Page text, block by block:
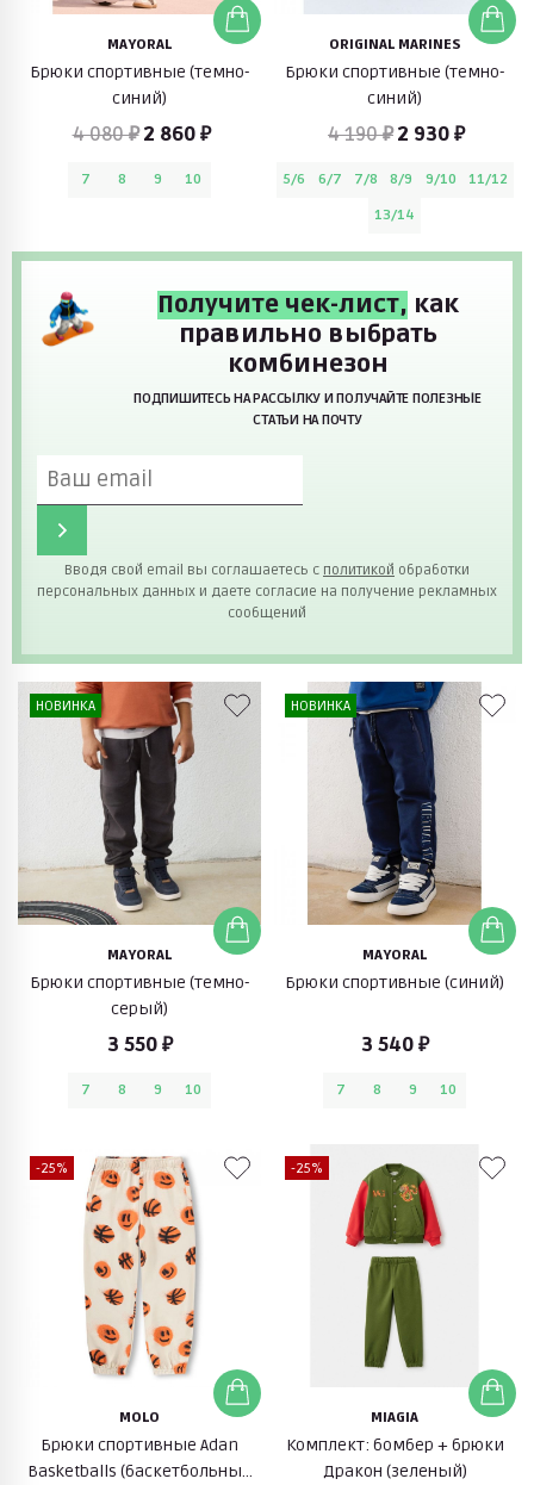
MAYORAL
Брюки спортивные (темно-
синий)
4 080 ₽ 2 860 ₽
7 8 9 10
ORIGINAL MARINES
Брюки спортивные (темно-
синий)
4 190 ₽ 2 930 ₽
5/6 6/7 7/8 8/9 9/10
11/12
13/14
Получите чек-лист, как
правильно выбрать
комбинезон
ПОДПИШИТЕСЬ НА РАССЫЛКУ И ПОЛУЧАЙТЕ ПОЛЕЗНЫЕ
СТАТЬИ НА ПОЧТУ
Вводя свой email вы соглашаетесь с политикой обработки
персональных данных и даете согласие на получение рекламных
сообщений
НОВИНКА
MAYORAL
Брюки спортивные (темно-
серый)
3 550 ₽
7 8 9 10
НОВИНКА
MAYORAL
Брюки спортивные (синий)
3 540 ₽
7 8 9 10
-25%
MOLO
Брюки спортивные Adan
Basketballs (баскетбольный
-25%
MIAGIA
Комплект: бомбер + брюки
Дракон (зеленый)